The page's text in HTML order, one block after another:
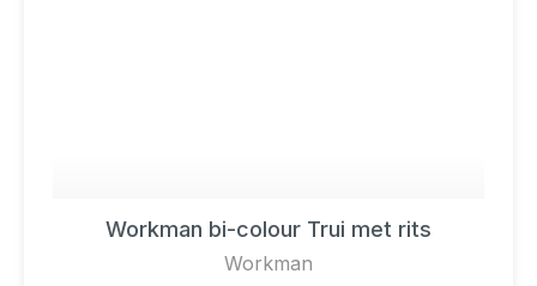
Workman bi-colour Trui met rits
Workman